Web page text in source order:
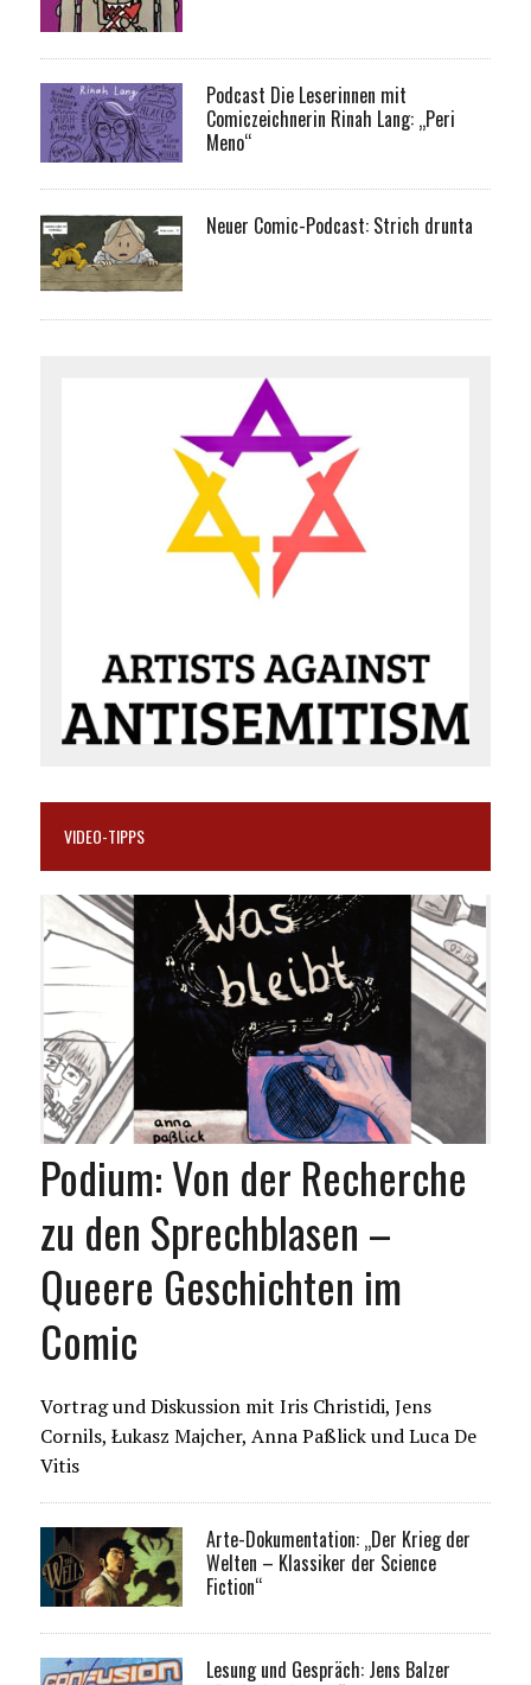
Podcast Die Leserinnen mit
Comiczeichnerin Rinah Lang: „Peri
Meno“
Neuer Comic-Podcast: Strich drunta
VIDEO-TIPPS
Podium: Von der Recherche
zu den Sprechblasen –
Queere Geschichten im
Comic
Vortrag und Diskussion mit Iris Christidi, Jens
Cornils, Łukasz Majcher, Anna Paßlick und Luca De
Vitis
Arte-Dokumentation: „Der Krieg der
Welten – Klassiker der Science
Fiction“
Lesung und Gespräch: Jens Balzer